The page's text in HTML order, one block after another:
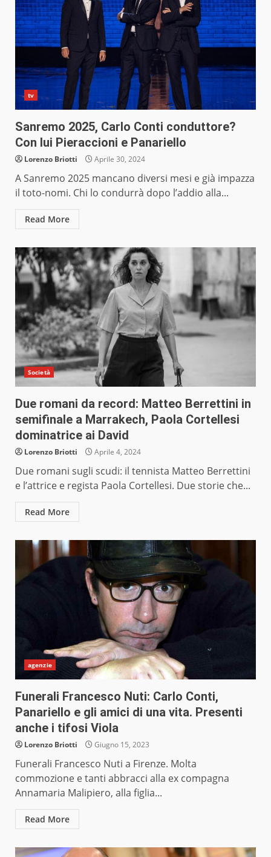
tv
Sanremo 2025, Carlo Conti conduttore?
Con lui Pieraccioni e Panariello
Lorenzo Briotti Aprile 30, 2024
A Sanremo 2025 mancano diversi mesi e già impazza
il toto-nomi. Chi lo condurrà dopo l’addio alla...
Read More
Società
Due romani da record: Matteo Berrettini in
semifinale a Marrakech, Paola Cortellesi
dominatrice ai David
Lorenzo Briotti Aprile 4, 2024
Due romani sugli scudi: il tennista Matteo Berrettini
e l’attrice e regista Paola Cortellesi. Due storie che...
Read More
agenzie
Funerali Francesco Nuti: Carlo Conti,
Panariello e gli amici di una vita. Presenti
anche i tifosi Viola
Lorenzo Briotti Giugno 15, 2023
Funerali Francesco Nuti a Firenze. Molta
commozione e tanti abbracci alla ex compagna
Annamaria Malipiero, alla figlia...
Read More